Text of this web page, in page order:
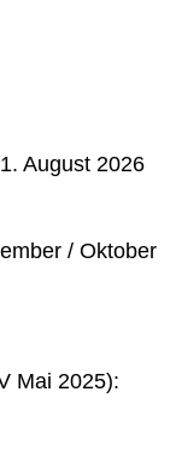
2026
/ Oktober
Mai 2025):